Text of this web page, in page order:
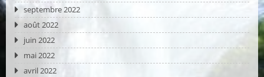
septembre 2022
août 2022
juin 2022
mai 2022
avril 2022